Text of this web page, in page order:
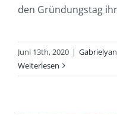
den Gründungstag
Juni 13th, 2020 | Gabrielyan
Weiterlesen